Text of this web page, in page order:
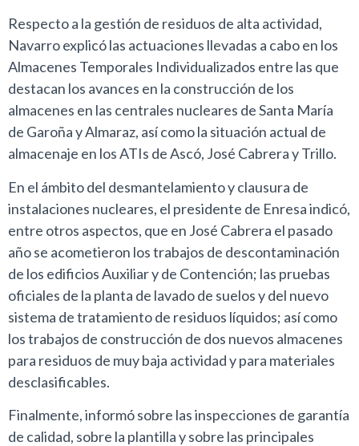
Respecto a la gestión de residuos de alta actividad,
Navarro explicó las actuaciones llevadas a cabo en los
Almacenes Temporales Individualizados entre las que
destacan los avances en la construcción de los
almacenes en las centrales nucleares de Santa María
de Garoña y Almaraz, así como la situación actual de
almacenaje en los ATIs de Ascó, José Cabrera y Trillo.
En el ámbito del desmantelamiento y clausura de
instalaciones nucleares, el presidente de Enresa indicó,
entre otros aspectos, que en José Cabrera el pasado
año se acometieron los trabajos de descontaminación
de los edificios Auxiliar y de Contención; las pruebas
oficiales de la planta de lavado de suelos y del nuevo
sistema de tratamiento de residuos líquidos; así como
los trabajos de construcción de dos nuevos almacenes
para residuos de muy baja actividad y para materiales
desclasificables.
Finalmente, informó sobre las inspecciones de garantía
de calidad, sobre la plantilla y sobre las principales